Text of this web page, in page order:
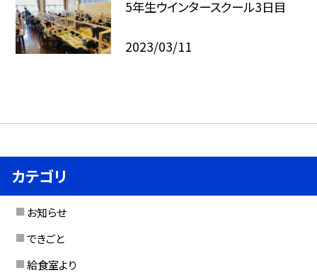
5年生ウインタースクール3日目
2023/03/11
カテゴリ
お知らせ
できごと
給食室より